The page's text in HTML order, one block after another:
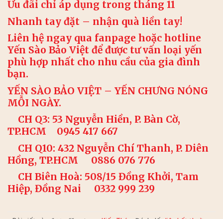
Ưu đãi chỉ áp dụng trong tháng 11
Nhanh tay đặt – nhận quà liền tay!
Liên hệ ngay qua fanpage hoặc hotline
Yến Sào Bảo Việt để được tư vấn loại yến
phù hợp nhất cho nhu cầu của gia đình
bạn.
YẾN SÀO BẢO VIỆT – YẾN CHƯNG NÓNG
MỖI NGÀY.
CH Q3: 53 Nguyễn Hiền, P. Bàn Cờ,
TP.HCM
0945 417 667
CH Q10: 432 Nguyễn Chí Thanh, P. Diên
Hồng, TP.HCM
0886 076 776
CH Biên Hoà: 508/15 Đồng Khởi, Tam
Hiệp, Đồng Nai
0332 999 239